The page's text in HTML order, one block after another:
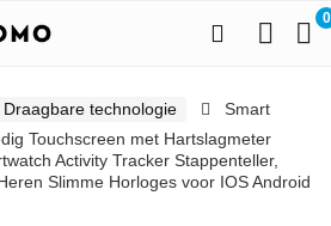
0
Draagbare technologie
Smart
Touchscreen met Hartslagmeter
Activity Tracker Stappenteller,
Slimme Horloges voor IOS Android